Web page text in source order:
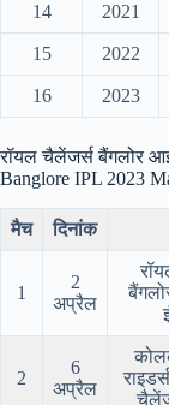
14 2021
15 2022
16 2023
रॉयल चैलेंजर्स बैंगलोर
Banglore IPL 2023
मैच दिनांक
1
2
अप्रैल
2
6
अप्रैल